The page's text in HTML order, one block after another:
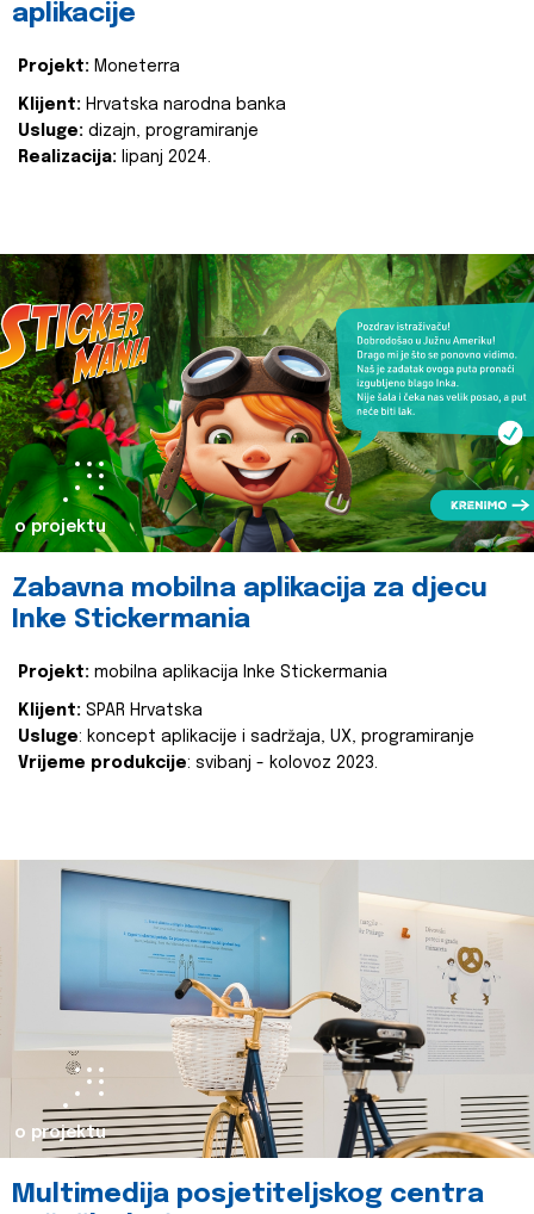
aplikacije
Projekt: Moneterra
Klijent: Hrvatska narodna banka
Usluge: dizajn, programiranje
Realizacija: lipanj 2024.
o projektu
Zabavna mobilna aplikacija za djecu
Inke Stickermania
Projekt: mobilna aplikacija Inke Stickermania
Klijent: SPAR Hrvatska
Usluge: koncept aplikacije i sadržaja, UX, programiranje
Vrijeme produkcije: svibanj - kolovoz 2023.
o projektu
Multimedija posjetiteljskog centra